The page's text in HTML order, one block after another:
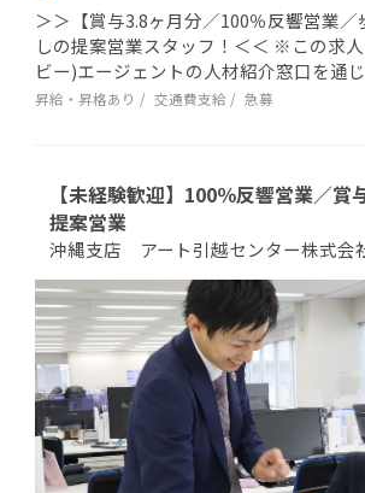
＞＞【賞与3.8ヶ月分／100％反響営業
しの提案営業スタッフ！＜＜ ※この求
ビー)エージェントの人材紹介窓口を通
昇給・昇格あり 交通費支給 急募
【未経験歓迎】100％反響営業／賞
提案営業
沖縄支店 アート引越センター株式会